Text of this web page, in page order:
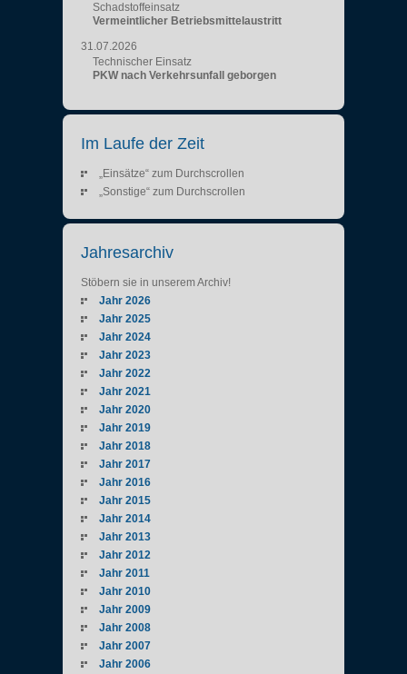
Schadstoffeinsatz
Vermeintlicher Betriebsmittelaustritt
31.07.2026
Technischer Einsatz
PKW nach Verkehrsunfall geborgen
Im Laufe der Zeit
„Einsätze“ zum Durchscrollen
„Sonstige“ zum Durchscrollen
Jahresarchiv
Stöbern sie in unserem Archiv!
Jahr 2026
Jahr 2025
Jahr 2024
Jahr 2023
Jahr 2022
Jahr 2021
Jahr 2020
Jahr 2019
Jahr 2018
Jahr 2017
Jahr 2016
Jahr 2015
Jahr 2014
Jahr 2013
Jahr 2012
Jahr 2011
Jahr 2010
Jahr 2009
Jahr 2008
Jahr 2007
Jahr 2006